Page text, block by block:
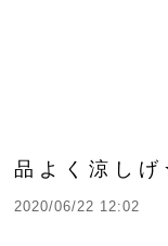
品よく涼し
2020/06/22 12:02